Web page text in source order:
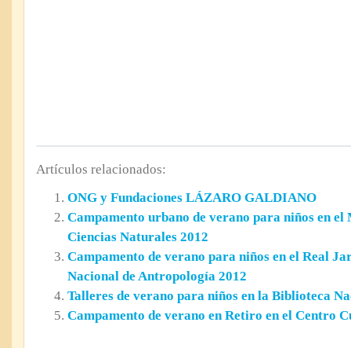
Artículos relacionados:
ONG y Fundaciones LÁZARO GALDIANO
Campamento urbano de verano para niños en el
Ciencias Naturales 2012
Campamento de verano para niños en el Real
Nacional de Antropología 2012
Talleres de verano para niños en la Biblioteca
Campamento de verano en Retiro en el Centro